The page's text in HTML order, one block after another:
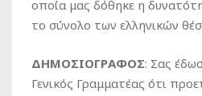
οποία μας δόθηκε η
το σύνολο των ελληνικών
ΔΗΜΟΣΙΟΓΡΑΦΟΣ: Σας
Γενικός Γραμματέας ότι